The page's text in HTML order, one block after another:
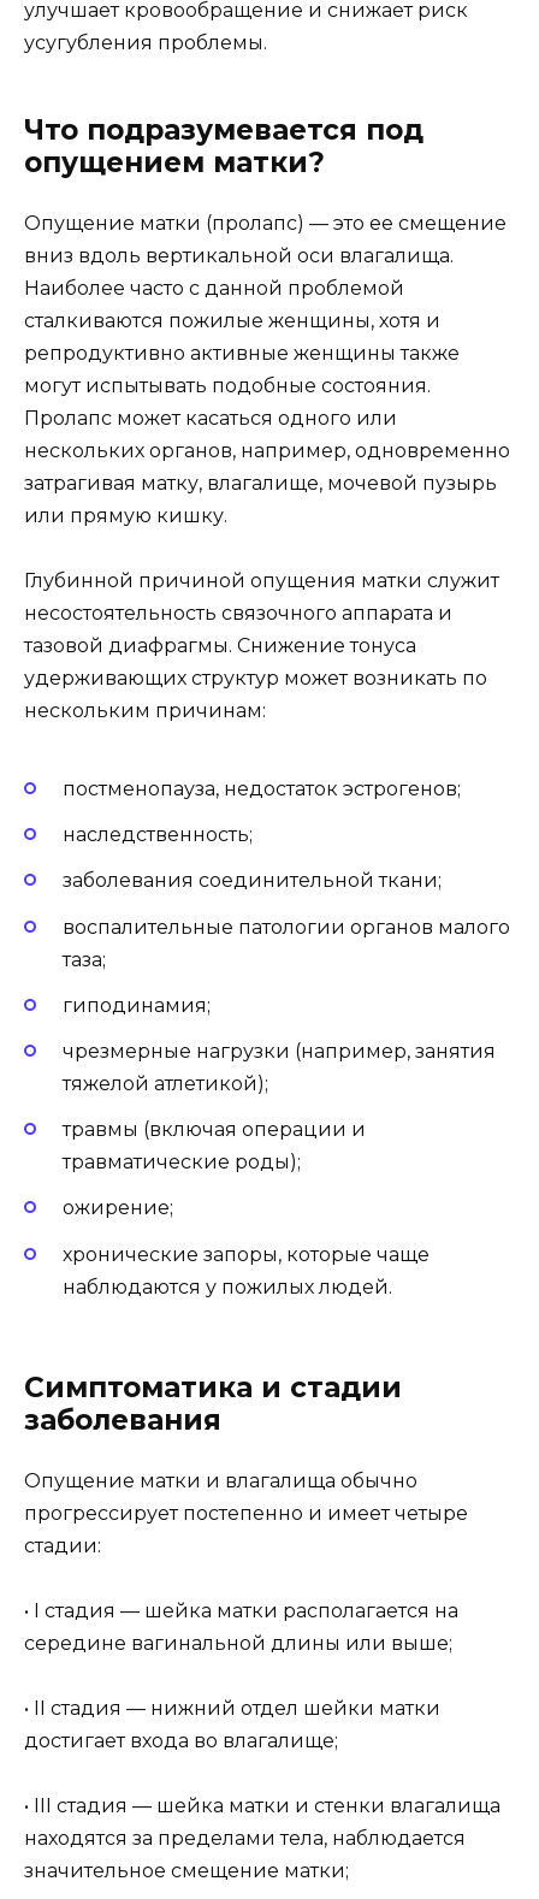
улучшает кровообращение и снижает риск
усугубления проблемы.
Что подразумевается под
опущением матки?
Опущение матки (пролапс) — это ее смещение
вниз вдоль вертикальной оси влагалища.
Наиболее часто с данной проблемой
сталкиваются пожилые женщины, хотя и
репродуктивно активные женщины также
могут испытывать подобные состояния.
Пролапс может касаться одного или
нескольких органов, например, одновременно
затрагивая матку, влагалище, мочевой пузырь
или прямую кишку.
Глубинной причиной опущения матки служит
несостоятельность связочного аппарата и
тазовой диафрагмы. Снижение тонуса
удерживающих структур может возникать по
нескольким причинам:
постменопауза, недостаток эстрогенов;
наследственность;
заболевания соединительной ткани;
воспалительные патологии органов малого
таза;
гиподинамия;
чрезмерные нагрузки (например, занятия
тяжелой атлетикой);
травмы (включая операции и
травматические роды);
ожирение;
хронические запоры, которые чаще
наблюдаются у пожилых людей.
Симптоматика и стадии
заболевания
Опущение матки и влагалища обычно
прогрессирует постепенно и имеет четыре
стадии:
• I стадия — шейка матки располагается на
середине вагинальной длины или выше;
• II стадия — нижний отдел шейки матки
достигает входа во влагалище;
• III стадия — шейка матки и стенки влагалища
находятся за пределами тела, наблюдается
значительное смещение матки;